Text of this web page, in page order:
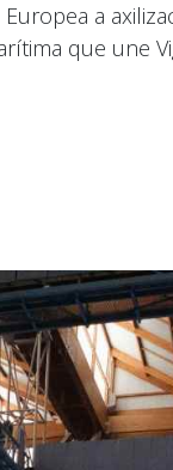
a
que une